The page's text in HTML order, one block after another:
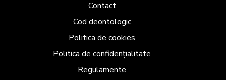
Contact
Cod deontologic
Politica de cookies
Politica de confidențialitate
Regulamente